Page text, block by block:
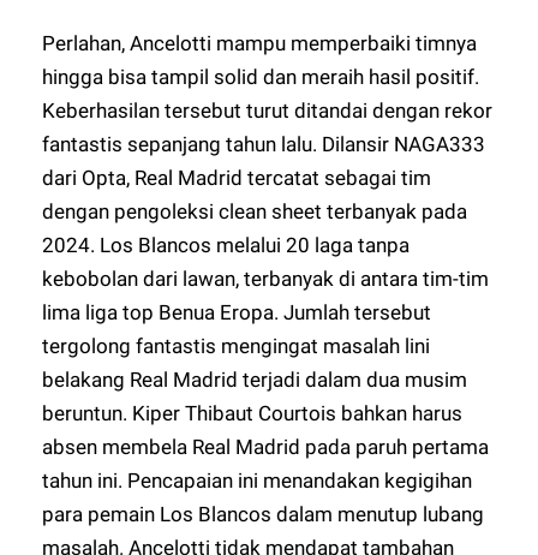
Perlahan, Ancelotti mampu memperbaiki timnya
hingga bisa tampil solid dan meraih hasil positif.
Keberhasilan tersebut turut ditandai dengan rekor
fantastis sepanjang tahun lalu. Dilansir NAGA333
dari Opta, Real Madrid tercatat sebagai tim
dengan pengoleksi clean sheet terbanyak pada
2024. Los Blancos melalui 20 laga tanpa
kebobolan dari lawan, terbanyak di antara tim-tim
lima liga top Benua Eropa. Jumlah tersebut
tergolong fantastis mengingat masalah lini
belakang Real Madrid terjadi dalam dua musim
beruntun. Kiper Thibaut Courtois bahkan harus
absen membela Real Madrid pada paruh pertama
tahun ini. Pencapaian ini menandakan kegigihan
para pemain Los Blancos dalam menutup lubang
masalah. Ancelotti tidak mendapat tambahan